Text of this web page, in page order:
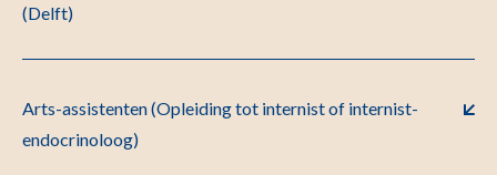
(Delft)
Arts-assistenten (Opleiding tot internist of internist-
endocrinoloog)